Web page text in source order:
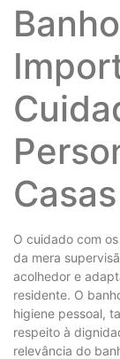
O cuidado com
da mera
acolhedor e
residente. O
higiene pessoal,
respeito à
relevância do